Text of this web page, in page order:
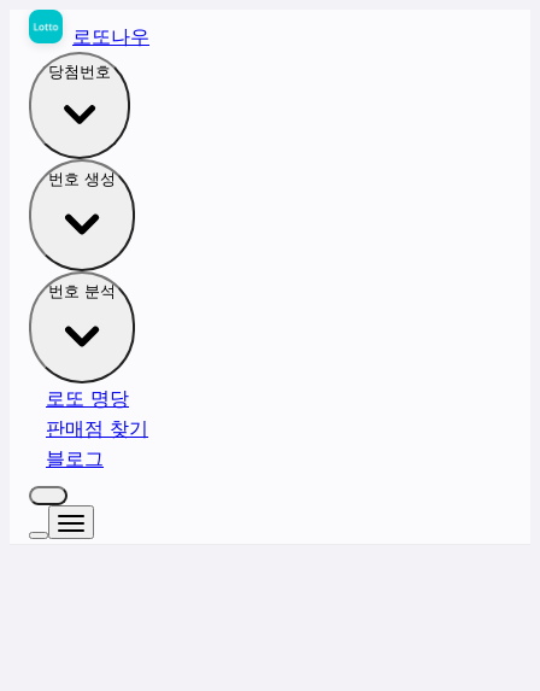
로또나우
당첨번호
번호 생성
번호 분석
로또 명당
판매점 찾기
블로그